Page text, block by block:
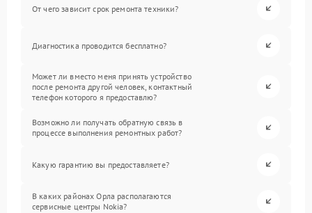
От чего зависит срок ремонта техники?
Диагностика проводится бесплатно?
Может ли вместо меня принять устройство
после ремонта другой человек, контактный
телефон которого я предоставлю?
Возможно ли получать обратную связь в
процессе выполнения ремонтных работ?
Какую гарантию вы предоставляете?
В каких районах Орла располагаются
сервисные центры Nokia?